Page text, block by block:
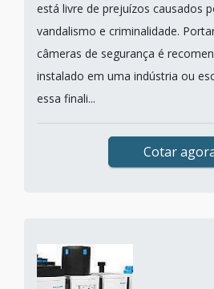
está livre de prejuízos causados
vandalismo e criminalidade.
câmeras de segurança é
instalado em uma indústria ou
essa finali...
Cotar